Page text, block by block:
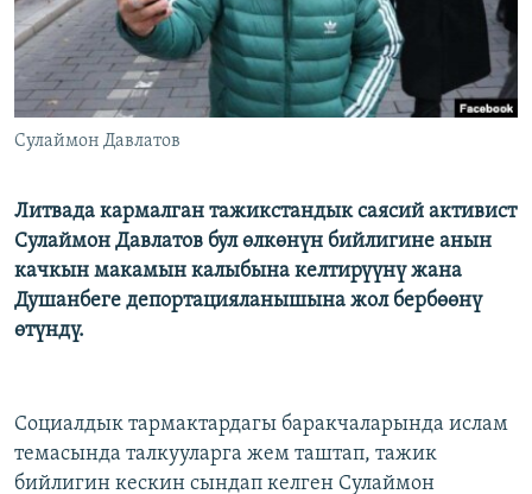
Сулаймон Давлатов
Литвада кармалган тажикстандык саясий активист
Сулаймон Давлатов бул өлкөнүн бийлигине анын
качкын макамын калыбына келтирүүнү жана
Душанбеге депортацияланышына жол бербөөнү
өтүндү.
Социалдык тармактардагы баракчаларында ислам
темасында талкууларга жем таштап, тажик
бийлигин кескин сындап келген Сулаймон